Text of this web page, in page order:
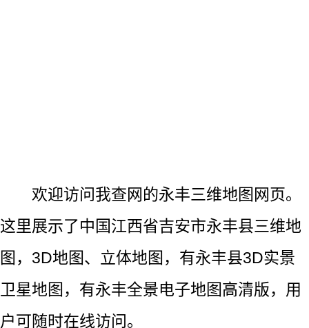
欢迎访问我查网的永丰三维地图网页。
这里展示了中国江西省吉安市永丰县三维地
图，3D地图、立体地图，有永丰县3D实景
卫星地图，有永丰全景电子地图高清版，用
户可随时在线访问。